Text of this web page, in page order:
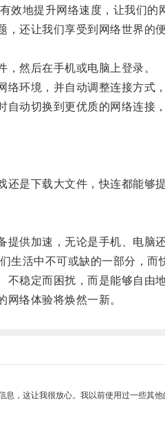
地提升网络速度，让我们的
还让我们享受到网络世界的便
然后在手机或电脑上登录。
环境，并自动调整连接方式，
动切换到更优质的网络连接，
是下载大文件，快连都能够提
供加速，无论是手机、电脑还
活中不可或缺的一部分，而
稳定而困扰，而是能够自由地
络体验将焕然一新。
，这让我很放心。我以前使用过一些其